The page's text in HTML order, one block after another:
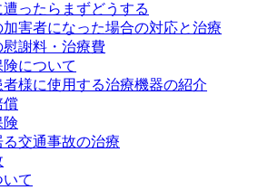
ったらまずどうする
害者になった場合の対応と治療
謝料・治療費
について
様に使用する治療機器の紹介
償
険
る交通事故の治療
て